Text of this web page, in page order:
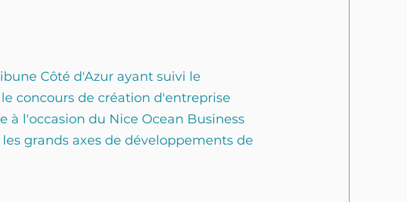
Côté d'Azur ayant suivi le
concours de création d'entreprise
à l'occasion du Nice Ocean Business
grands axes de développements de